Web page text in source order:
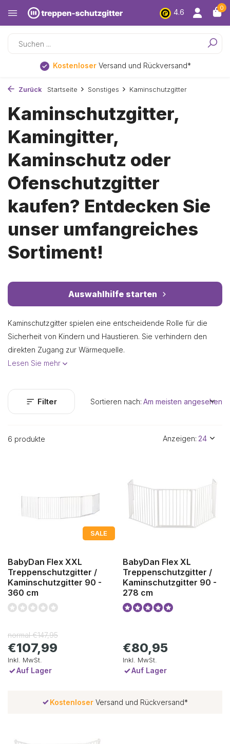
4.6
0
KostenloserVersand und Rückversand*
Zurück Startseite Sonstiges Kaminschutzgitter
Kaminschutzgitter,
Kamingitter,
Kaminschutz oder
Ofenschutzgitter
kaufen? Entdecken Sie
unser umfangreiches
Sortiment!
Auswahlhilfe starten
Kaminschutzgitter spielen eine entscheidende Rolle für die
Sicherheit von Kindern und Haustieren. Sie verhindern den
direkten Zugang zur Wärmequelle.
Lesen Sie mehr
Filter
6 produkte Anzeigen:
Sortieren nach:
SALE
BabyDan Flex XXL
Treppenschutzgitter /
Kaminschutzgitter 90 -
360 cm
normal€147,95
€107,99
Inkl. MwSt.
Auf Lager
BabyDan Flex XL
Treppenschutzgitter /
Kaminschutzgitter 90 -
278 cm
€80,95
Inkl. MwSt.
Auf Lager
Versand und Rückversand*